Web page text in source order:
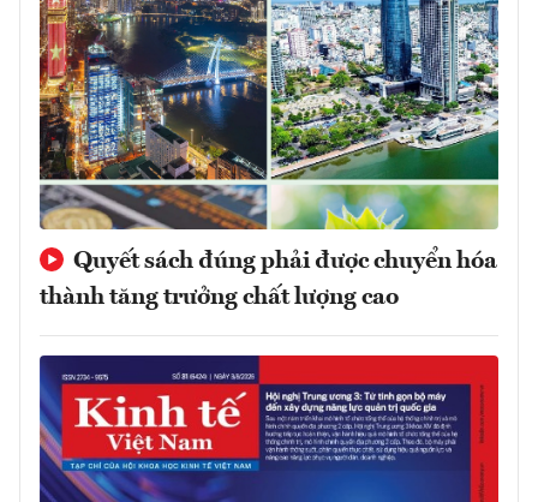
Quyết sách đúng phải được chuyển hóa
thành tăng trưởng chất lượng cao